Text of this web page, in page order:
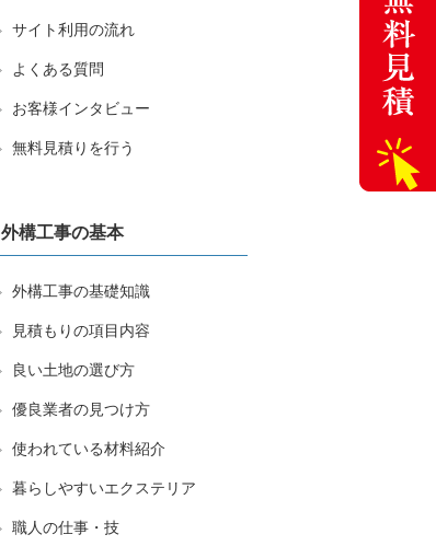
サイト利用の流れ
よくある質問
お客様インタビュー
無料見積りを行う
外構工事の基本
外構工事の基礎知識
見積もりの項目内容
良い土地の選び方
優良業者の見つけ方
使われている材料紹介
暮らしやすいエクステリア
職人の仕事・技